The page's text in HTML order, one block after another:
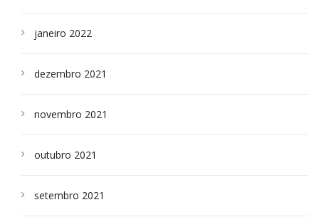
janeiro 2022
dezembro 2021
novembro 2021
outubro 2021
setembro 2021